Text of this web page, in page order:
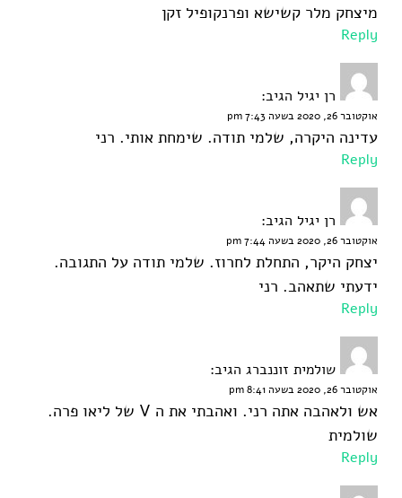
מיצחק מלר קשישא ופרנקופיל זקן
Reply
רן יגיל הגיב:
אוקטובר 26, 2020 בשעה 7:43 pm
עדינה היקרה, שלמי תודה. שימחת אותי. רני
Reply
רן יגיל הגיב:
אוקטובר 26, 2020 בשעה 7:44 pm
יצחק היקר, התחלת לחרוז. שלמי תודה על התגובה.
ידעתי שתאהב. רני
Reply
שולמית זוננברג הגיב:
אוקטובר 26, 2020 בשעה 8:41 pm
אש ולאהבה אתה רני. ואהבתי את ה V של ליאו פרה.
שולמית
Reply